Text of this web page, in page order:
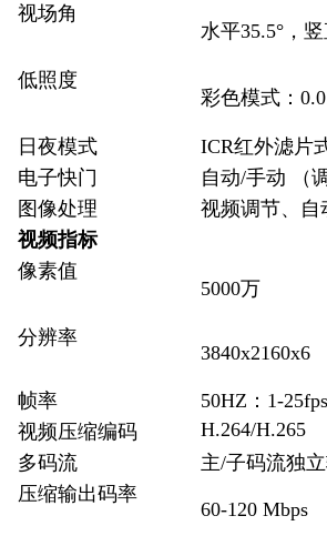
视场角
水平35.5°，竖
低照度
彩色模式：
日夜模式
ICR红外滤片
电子快门
自动/手动 （
图像处理
视频调节、自
视频指标
像素值
5000万
分辨率
3840x2160x6
帧率
50HZ：1-
视频压缩编码
H.264/H.265
多码流
主/子码流独
压缩输出码率
60-120 Mbps